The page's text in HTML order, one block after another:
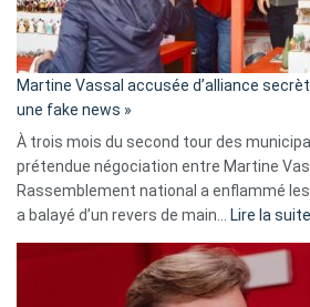
Martine Vassal accusée d’alliance
une fake news »
À trois mois du second tour des
prétendue négociation entre Martine
Rassemblement national a enflammé
a balayé d’un revers de main… Lire la suite